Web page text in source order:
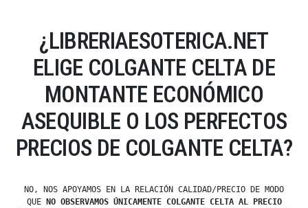
¿LIBRERIAESOTERICA.NET
ELIGE COLGANTE CELTA DE
MONTANTE ECONÓMICO
ASEQUIBLE O LOS PERFECTOS
PRECIOS DE COLGANTE CELTA?
NO, NOS APOYAMOS EN LA RELACIÓN CALIDAD/PRECIO DE MODO
QUE
NO OBSERVAMOS ÚNICAMENTE COLGANTE CELTA AL PRECIO